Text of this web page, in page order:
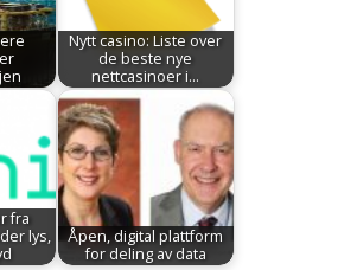
Nytt casino: Liste over
de beste nye
nettcasinoer i…
fra
lys,
Åpen, digital plattform
for deling av data